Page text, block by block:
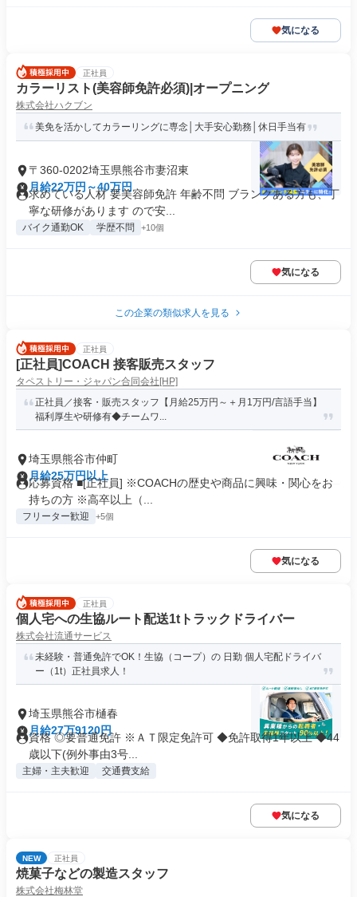
気になる
正社員
カラーリスト(美容師免許必須)|オープニング
株式会社ハクブン
美免を活かしてカラーリングに専念│大手安心勤務│休日手当有
〒360-0202埼玉県熊谷市妻沼東
月給22万円～40万円
求めている人材 要美容師免許 年齢不問 ブランクある方も、丁
寧な研修があります ので安...
バイク通勤OK 学歴不問 +10個
気になる
この企業の類似求人を見る
正社員
[正社員]COACH 接客販売スタッフ
タペストリー・ジャパン合同会社[HP]
正社員／接客・販売スタッフ【月給25万円～＋月1万円/言語手当】
福利厚生や研修有◆チームワ...
埼玉県熊谷市仲町
月給25万円以上
応募資格 ■[正社員] ※COACHの歴史や商品に興味・関心をお
持ちの方 ※高卒以上（...
フリーター歓迎 +5個
気になる
正社員
個人宅への生協ルート配送1tトラックドライバー
株式会社流通サービス
未経験・普通免許でOK！生協（コープ）の 日勤 個人宅配ドライバ
ー（1t）正社員求人！
埼玉県熊谷市樋春
月給27万9120円
資格 ◎要普通免許 ※ＡＴ限定免許可 ◆免許取得1年以上 ◆44
歳以下(例外事由3号...
主婦・主夫歓迎 交通費支給
気になる
NEW 正社員
焼菓子などの製造スタッフ
株式会社梅林堂